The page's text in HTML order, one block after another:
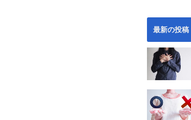
最新の投稿